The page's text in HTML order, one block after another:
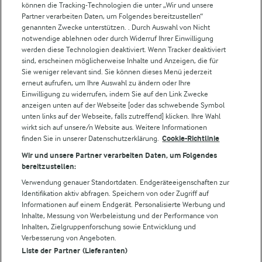
Castello
Lurpak
Arla Pro
Für unsere Landwirt:innen
Folge uns!
© Arla Foods amba 2026
Cookie Wahl wieder öffnen
Datenschutzbestimmungen
können die Tracking-Technologien die unter „Wir und unsere
Partner verarbeiten Daten, um Folgendes bereitzustellen“
genannten Zwecke unterstützen. . Durch Auswahl von Nicht
notwendige ablehnen oder durch Widerruf Ihrer Einwilligung
werden diese Technologien deaktiviert. Wenn Tracker deaktiviert
sind, erscheinen möglicherweise Inhalte und Anzeigen, die für
Sie weniger relevant sind. Sie können dieses Menü jederzeit
erneut aufrufen, um Ihre Auswahl zu ändern oder Ihre
Einwilligung zu widerrufen, indem Sie auf den Link Zwecke
anzeigen unten auf der Webseite [oder das schwebende Symbol
unten links auf der Webseite, falls zutreffend] klicken. Ihre Wahl
wirkt sich auf unsere/n Website aus. Weitere Informationen
finden Sie in unserer Datenschutzerklärung. Cookie-Richtlinie
Wir und unsere Partner verarbeiten Daten, um Folgendes
bereitzustellen:
Verwendung genauer Standortdaten. Endgeräteeigenschaften zur
Identifikation aktiv abfragen. Speichern von oder Zugriff auf
Informationen auf einem Endgerät. Personalisierte Werbung und
Inhalte, Messung von Werbeleistung und der Performance von
Inhalten, Zielgruppenforschung sowie Entwicklung und
Verbesserung von Angeboten.
Liste der Partner (Lieferanten)